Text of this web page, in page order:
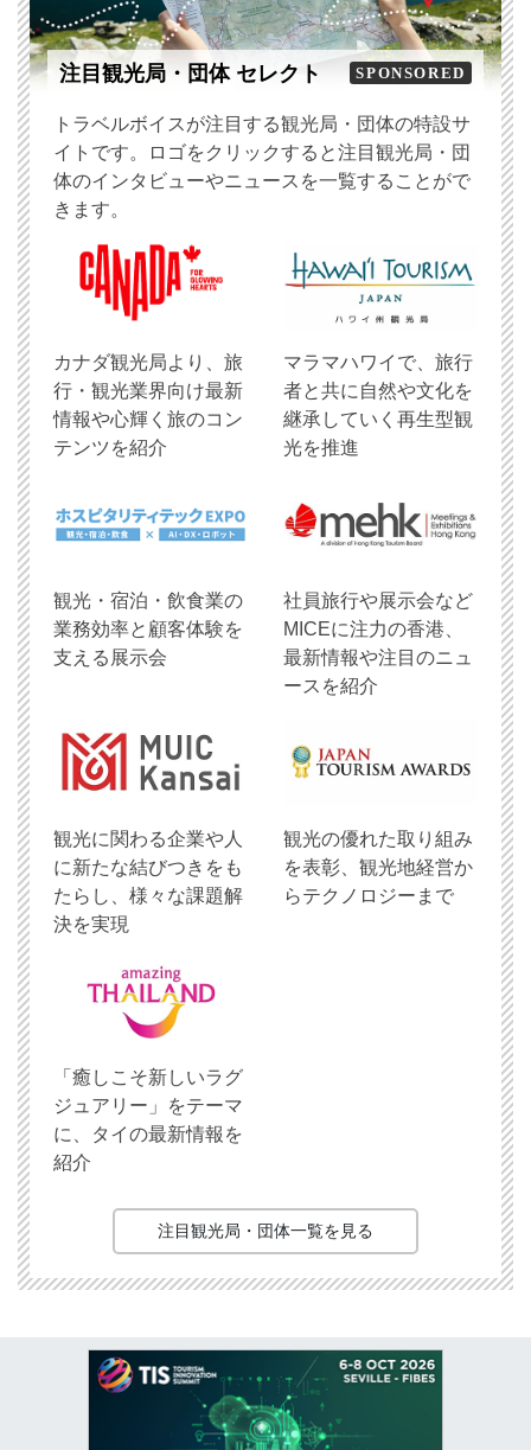
注目観光局・団体 セレクト SPONSORED
トラベルボイスが注目する観光局・団体の特設サ
イトです。ロゴをクリックすると注目観光局・団
体のインタビューやニュースを一覧することがで
きます。
​カナダ観光局より、旅
行・観光業界向け最新
情報や心輝く旅のコン
テンツを紹介
マラマハワイで、旅行
者と共に自然や文化を
継承していく再生型観
光を推進
観光・宿泊・飲食業の
業務効率と顧客体験を
支える展示会
社員旅行や展示会など
MICEに注力の香港、
最新情報や注目のニュ
ースを紹介
観光に関わる企業や人
に新たな結びつきをも
たらし、様々な課題解
決を実現
観光の優れた取り組み
を表彰、観光地経営か
らテクノロジーまで
「癒しこそ新しいラグ
ジュアリー」をテーマ
に、タイの最新情報を
紹介
注目観光局・団体一覧を見る